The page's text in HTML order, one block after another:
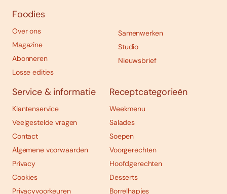
Foodies
Over ons
Magazine
Abonneren
Losse edities
Samenwerken
Studio
Nieuwsbrief
Service & informatie
Klantenservice
Veelgestelde vragen
Contact
Algemene voorwaarden
Privacy
Cookies
Privacyvoorkeuren
Receptcategorieën
Weekmenu
Salades
Soepen
Voorgerechten
Hoofdgerechten
Desserts
Borrelhapjes